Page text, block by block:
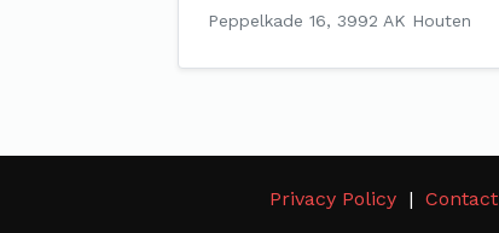
Peppelkade 16, 3992 AK Houten
Privacy Policy Contact